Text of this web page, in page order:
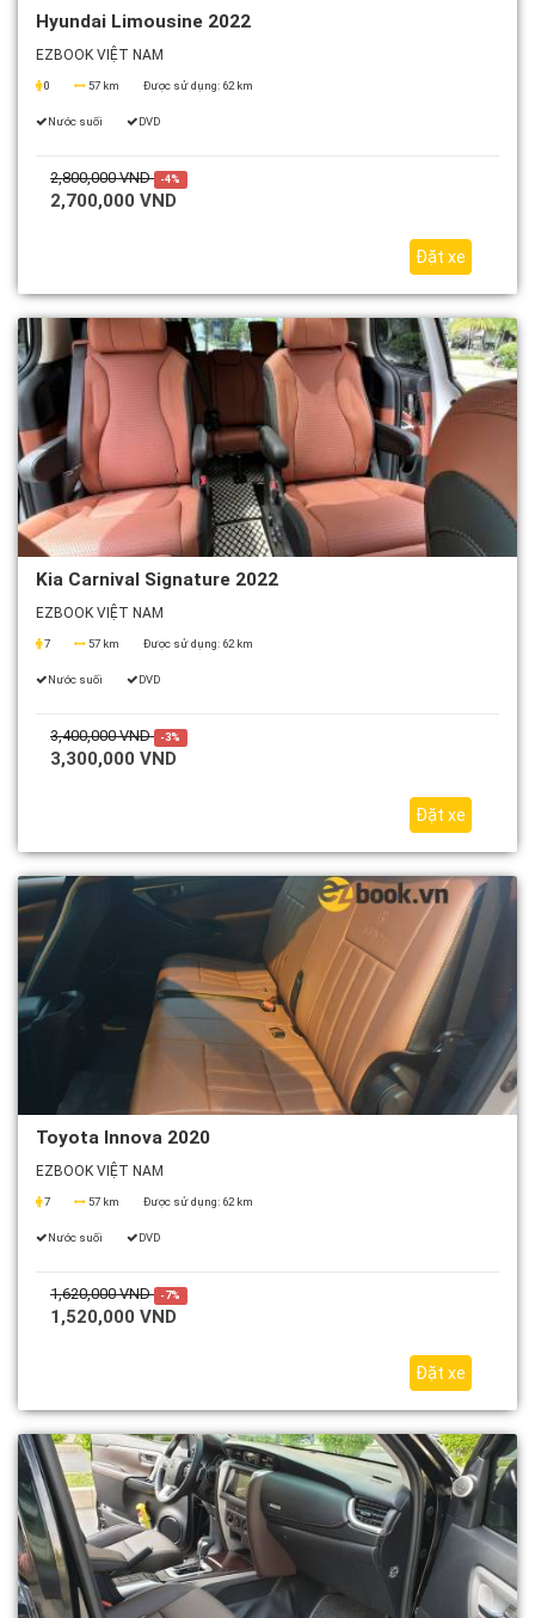
Hyundai Limousine 2022
EZBOOK VIỆT NAM
0 57 km Được sử dụng: 62 km
Nước suối DVD
2,800,000 VND -4%
2,700,000 VND
Đặt xe
Kia Carnival Signature 2022
EZBOOK VIỆT NAM
7 57 km Được sử dụng: 62 km
Nước suối DVD
3,400,000 VND -3%
3,300,000 VND
Đặt xe
Toyota Innova 2020
EZBOOK VIỆT NAM
7 57 km Được sử dụng: 62 km
Nước suối DVD
1,620,000 VND -7%
1,520,000 VND
Đặt xe